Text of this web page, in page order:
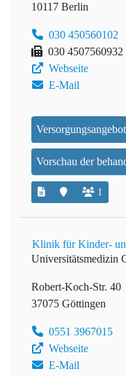
10117 Berlin
030 450560102
030 4507560932
Webseite
E-Mail
Vorschau der
1
Klinik für Kinder-
Universitätsmedizin
Robert-Koch-Str. 40
37075 Göttingen
0551 3967015
Webseite
E-Mail